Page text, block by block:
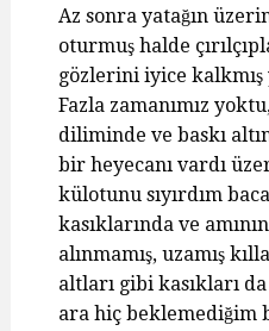
Az sonra yatağın
oturmuş halde
gözlerini iyice kalkmış
Fazla zamanımız
diliminde ve baskı
bir heyecanı vardı
külotunu sıyırdım
kasıklarında ve
alınmamış, uzamış
altları gibi kasıkları
ara hiç beklemediğim